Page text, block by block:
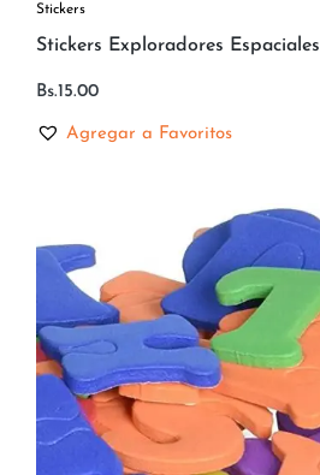
Stickers
Stickers Exploradores Espaciales
Bs.15.00
Agregar a Favoritos